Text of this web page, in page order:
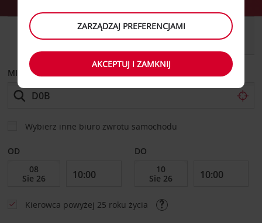
SAMOCHÓD
SAMOCHÓD
DOSTAWCZY
MIEJSCE ODBIORU
Wybierz inne biuro zwrotu samochodu
OD DO
Kierowca powyżej 25 roku życia
ZARZĄDZAJ PREFERENCJAMI
AKCEPTUJ I ZAMKNIJ